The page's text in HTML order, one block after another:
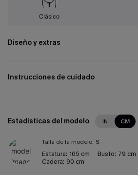
Clásico
Diseño y extras
Instrucciones de cuidado
Estadísticas del modelo IN CM
Talla de la modelo: S
Estatura: 165 cm Busto: 79 cm
Cadera: 90 cm